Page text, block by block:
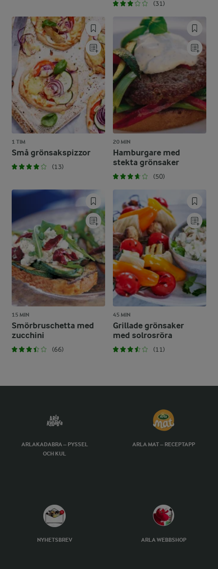
(31)
1 TIM
Små grönsakspizzor
(13)
20 MIN
Hamburgare med
stekta grönsaker
(50)
15 MIN
Smörbruschetta med
zucchini
(66)
45 MIN
Grillade grönsaker
med solrosröra
(11)
ARLAKADABRA – PYSSEL
OCH KUL
ARLA MAT – RECEPTAPP
NYHETSBREV ARLA WEBBSHOP